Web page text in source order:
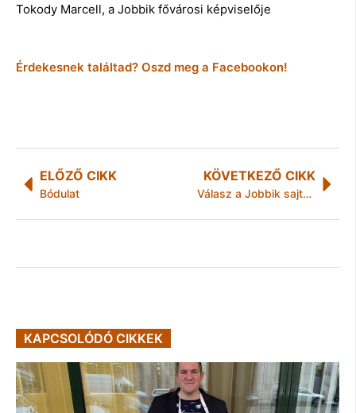
Tokody Marcell, a Jobbik fővárosi képviselője
Érdekesnek találtad? Oszd meg a Facebookon!
ELŐZŐ CIKK
Bódulat
KÖVETKEZŐ CIKK
Válasz a Jobbik sajtótájékoztatójára
KAPCSOLÓDÓ CIKKEK